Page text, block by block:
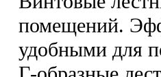
помещений.
удобными для